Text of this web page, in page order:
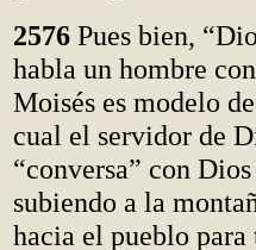
2576 Pues bien,
habla un hombre
Moisés es modelo
cual el servidor de
“conversa” con
subiendo a la
hacia el pueblo